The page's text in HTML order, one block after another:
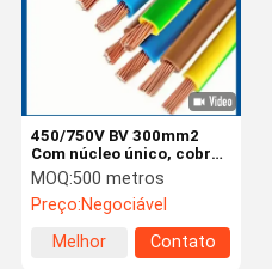
450/750V BV 300mm2
Com núcleo único, cobre
sólido, PVC, fio elétrico
isolado
MOQ:500 metros
Preço:Negociável
Melhor
Contato